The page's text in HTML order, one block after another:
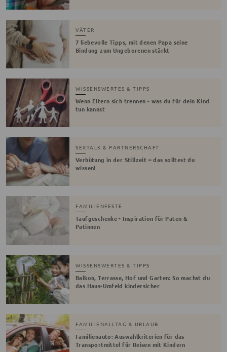
VÄTER
7 liebevolle Tipps, mit denen Papa seine
Bindung zum Ungeborenen stärkt
WISSENSWERTES & TIPPS
Wenn Eltern sich trennen - was du für dein Kind
tun kannst
SEXTALK & PARTNERSCHAFT
Verhütung in der Stillzeit – das solltest du
wissen!
FAMILIENFESTE
Taufgeschenke - Inspiration für Paten &
Patinnen
WISSENSWERTES & TIPPS
Balkon, Terrasse, Hof und Garten: So machst du
das Haus-Umfeld kindersicher
FAMILIENALLTAG & URLAUB
Familienauto: Auswahlkriterien für das
Transportmittel für Reisen mit Kindern